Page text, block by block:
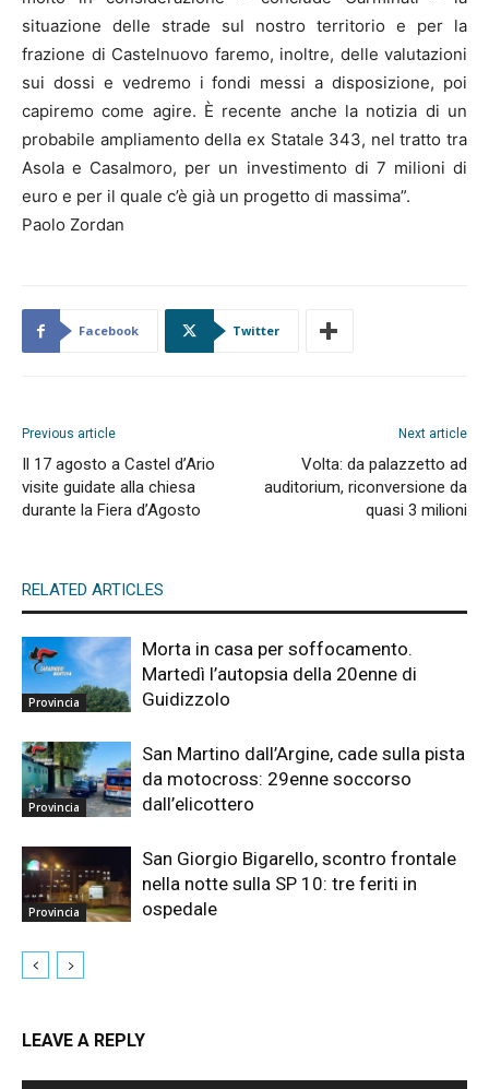
situazione delle strade sul nostro territorio e per la
frazione di Castelnuovo faremo, inoltre, delle valutazioni
sui dossi e vedremo i fondi messi a disposizione, poi
capiremo come agire. È recente anche la notizia di un
probabile ampliamento della ex Statale 343, nel tratto tra
Asola e Casalmoro, per un investimento di 7 milioni di
euro e per il quale c’è già un progetto di massima”.
Paolo Zordan
Facebook Twitter
Previous article
Il 17 agosto a Castel d’Ario
visite guidate alla chiesa
durante la Fiera d’Agosto
Next article
Volta: da palazzetto ad
auditorium, riconversione da
quasi 3 milioni
RELATED ARTICLES
Provincia
Morta in casa per soffocamento.
Martedì l’autopsia della 20enne di
Guidizzolo
Provincia
San Martino dall’Argine, cade sulla pista
da motocross: 29enne soccorso
dall’elicottero
Provincia
San Giorgio Bigarello, scontro frontale
nella notte sulla SP 10: tre feriti in
ospedale
LEAVE A REPLY